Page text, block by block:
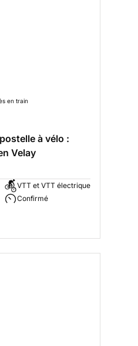
en train
à vélo :
Velay
VTT et VTT électrique
Confirmé